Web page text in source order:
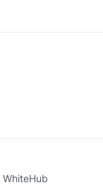
WhiteHub